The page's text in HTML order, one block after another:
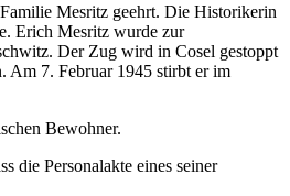
Mesritz geehrt. Die Historikerin
Erich Mesritz wurde zur
Der Zug wird in Cosel gestoppt
Am 7. Februar 1945 stirbt er im
Bewohner.
die Personalakte eines seiner